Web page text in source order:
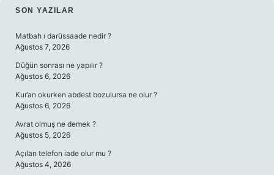
SIDEBAR
SON YAZILAR
Matbah ı darüssaade nedir ?
Ağustos 7, 2026
Düğün sonrası ne yapılır ?
Ağustos 6, 2026
Kur’an okurken abdest bozulursa ne olur ?
Ağustos 6, 2026
Avrat olmuş ne demek ?
Ağustos 5, 2026
Açılan telefon iade olur mu ?
Ağustos 4, 2026